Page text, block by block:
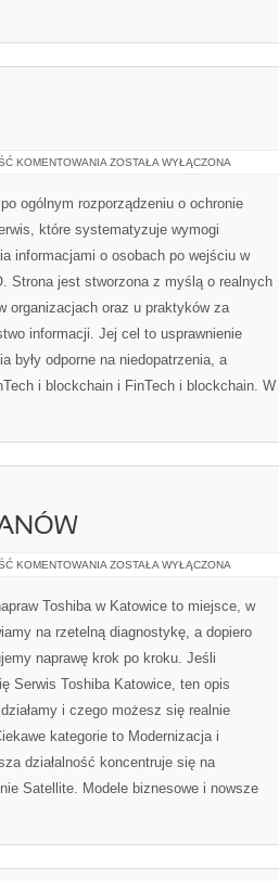
KOMENTOWANIA KARY
ZOSTAŁA WYŁĄCZONA
ogólnym rozporządzeniu o ochronie
które systematyzuje wymogi
informacjami o osobach po wejściu w
Strona jest stworzona z myślą o realnych
organizacjach oraz u praktyków za
informacji. Jej cel to usprawnienie
były odporne na niedopatrzenia, a
i blockchain i FinTech i blockchain. W
KOMENTOWANIA NAPRAWA
EKRANÓW
ZOSTAŁA WYŁĄCZONA
Toshiba w Katowice to miejsce, w
na rzetelną diagnostykę, a dopiero
naprawę krok po kroku. Jeśli
Serwis Toshiba Katowice, ten opis
i czego możesz się realnie
kategorie to Modernizacja i
działalność koncentruje się na
Satellite. Modele biznesowe i nowsze